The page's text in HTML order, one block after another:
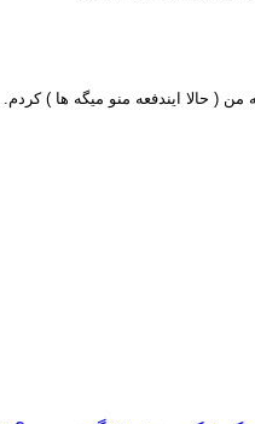
( حالا ایندفعه منو میگه ها ) کردم.